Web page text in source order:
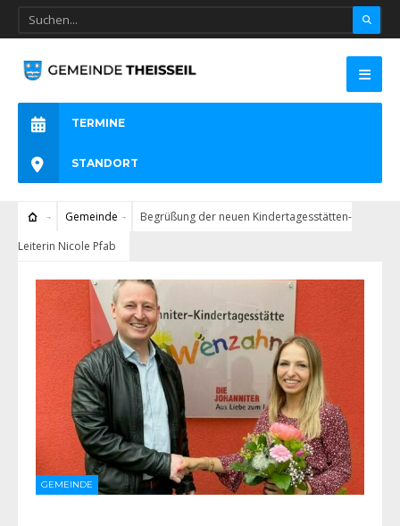
TERMINE
STANDORT
Gemeinde
Begrüßung der neuen Kindertagesstätten-
Leiterin Nicole Pfab
GEMEINDE